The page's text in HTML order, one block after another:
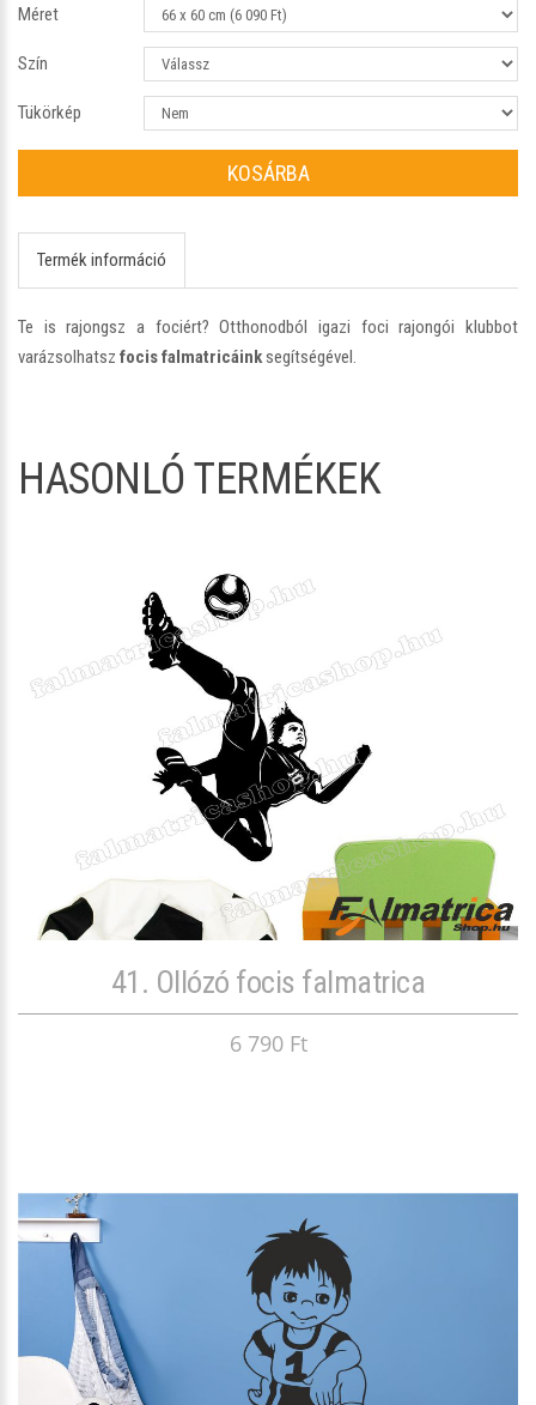
Méret
Szín
Tükörkép
KOSÁRBA
Termék információ
Te is rajongsz a fociért? Otthonodból igazi foci rajongói klubbot
varázsolhatsz focis falmatricáinksegítségével.
HASONLÓ TERMÉKEK
41. Ollózó focis falmatrica
6 790 Ft